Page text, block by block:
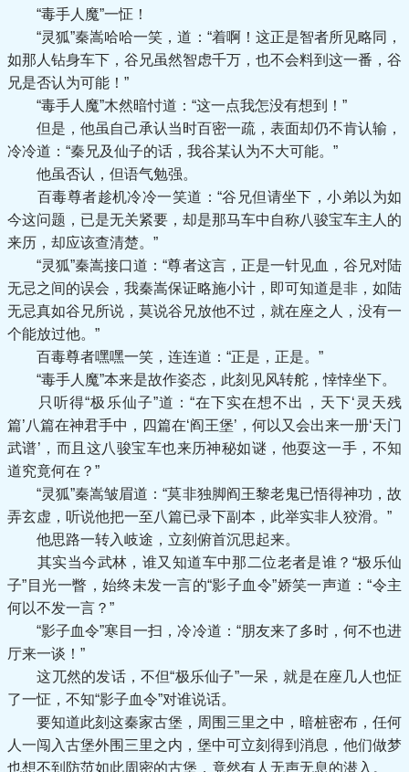
“毒手人魔”一怔！
“灵狐”秦嵩哈哈一笑，道：“着啊！这正是智者所见略同，
如那人钻身车下，谷兄虽然智虑千万，也不会料到这一番，谷
兄是否认为可能！”
“毒手人魔”木然暗忖道：“这一点我怎没有想到！”
但是，他虽自己承认当时百密一疏，表面却仍不肯认输，
冷冷道：“秦兄及仙子的话，我谷某认为不大可能。”
他虽否认，但语气勉强。
百毒尊者趁机冷冷一笑道：“谷兄但请坐下，小弟以为如
今这问题，已是无关紧要，却是那马车中自称八骏宝车主人的
来历，却应该查清楚。”
“灵狐”秦嵩接口道：“尊者这言，正是一针见血，谷兄对陆
无忌之间的误会，我秦嵩保证略施小计，即可知道是非，如陆
无忌真如谷兄所说，莫说谷兄放他不过，就在座之人，没有一
个能放过他。”
百毒尊者嘿嘿一笑，连连道：“正是，正是。”
“毒手人魔”本来是故作姿态，此刻见风转舵，悻悻坐下。
只听得“极乐仙子”道：“在下实在想不出，天下‘灵天残
篇’八篇在神君手中，四篇在‘阎王堡’，何以又会出来一册‘天门
武谱’，而且这八骏宝车也来历神秘如谜，他耍这一手，不知
道究竟何在？”
“灵狐”秦嵩皱眉道：“莫非独脚阎王黎老鬼已悟得神功，故
弄玄虚，听说他把一至八篇已录下副本，此举实非人狡滑。”
他思路一转入岐途，立刻俯首沉思起来。
其实当今武林，谁又知道车中那二位老者是谁？“极乐仙
子”目光一瞥，始终未发一言的“影子血令”娇笑一声道：“令主
何以不发一言？”
“影子血令”寒目一扫，冷冷道：“朋友来了多时，何不也进
厅来一谈！”
这兀然的发话，不但“极乐仙子”一呆，就是在座几人也怔
了一怔，不知“影子血令”对谁说话。
要知道此刻这秦家古堡，周围三里之中，暗桩密布，任何
人一闯入古堡外围三里之内，堡中可立刻得到消息，他们做梦
也想不到防范如此周密的古堡，竟然有人无声无息的潜入。